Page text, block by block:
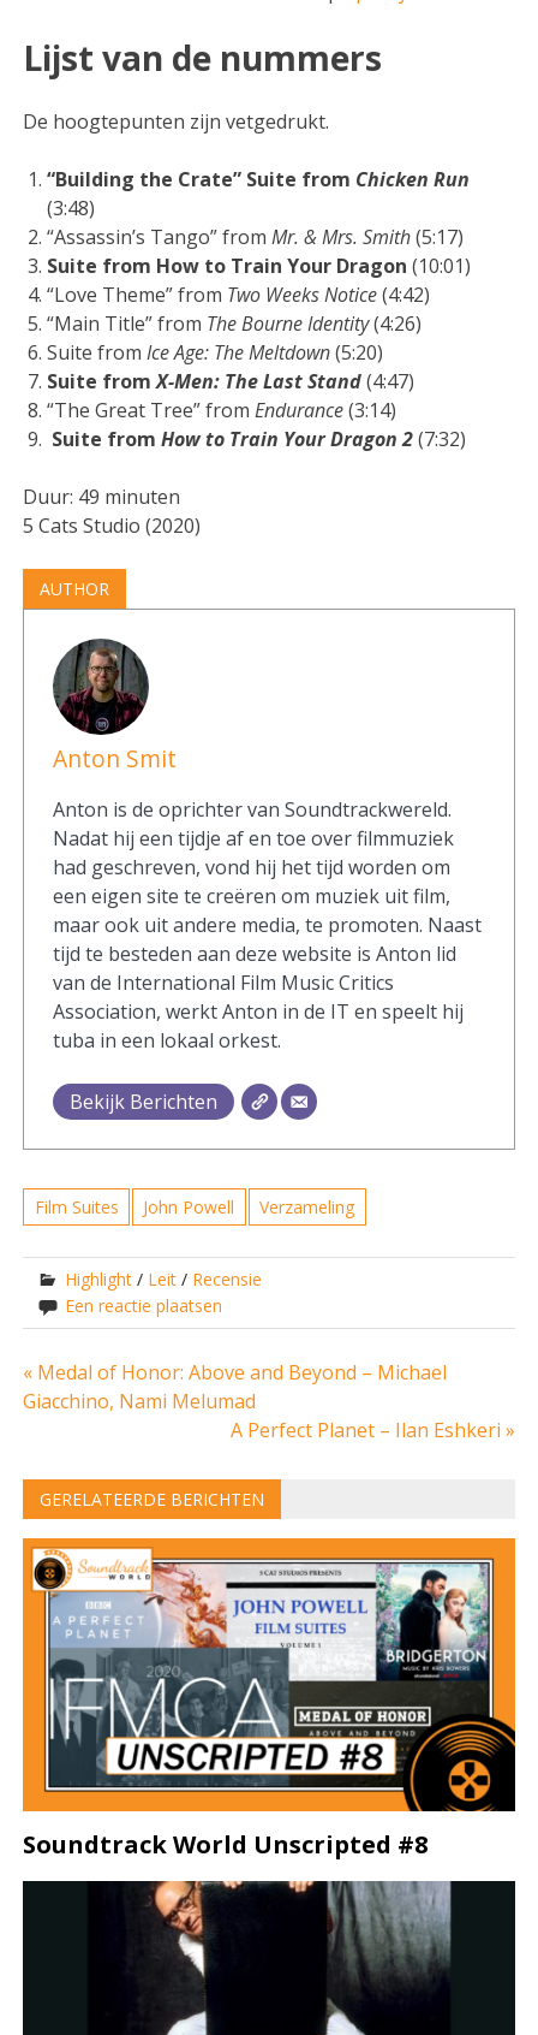
Lijst van de nummers
De hoogtepunten zijn vetgedrukt.
“Building the Crate” Suite from Chicken Run
(3:48)
“Assassin’s Tango” fromMr. & Mrs. Smith(5:17)
Suite from How to Train Your Dragon (10:01)
“Love Theme” from Two Weeks Notice(4:42)
“Main Title” from The Bourne Identity(4:26)
Suite fromIce Age: The Meltdown(5:20)
Suite fromX-Men: The Last Stand(4:47)
“The Great Tree” fromEndurance(3:14)
Suite fromHow to Train Your Dragon 2(7:32)
Duur: 49 minuten
5 Cats Studio (2020)
AUTHOR
Anton Smit
Anton is de oprichter van Soundtrackwereld.
Nadat hij een tijdje af en toe over filmmuziek
had geschreven, vond hij het tijd worden om
een eigen site te creëren om muziek uit film,
maar ook uit andere media, te promoten. Naast
tijd te besteden aan deze website is Anton lid
van de International Film Music Critics
Association, werkt Anton in de IT en speelt hij
tuba in een lokaal orkest.
Bekijk Berichten
Film Suites John Powell Verzameling
Highlight / Leit / Recensie
Een reactie plaatsen
Bericht
navigatie
« Medal of Honor: Above and Beyond – Michael
Giacchino, Nami Melumad
A Perfect Planet – Ilan Eshkeri »
GERELATEERDE BERICHTEN
Soundtrack World Unscripted #8